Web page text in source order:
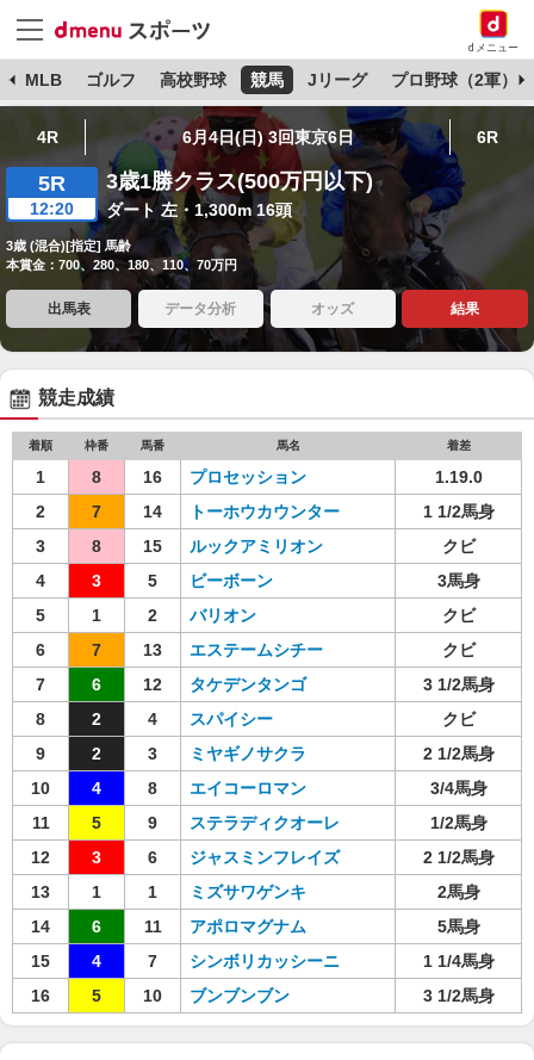
dメニュー
MLB ゴルフ 高校野球 競馬 Jリーグ プロ野球（2軍）
4R 6月4日(日) 3回東京6日 6R
5R
12:20
3歳1勝クラス(500万円以下)
ダート 左・1,300m 16頭
3歳 (混合)[指定] 馬齢
本賞金：700、280、180、110、70万円
出馬表 データ分析 オッズ 結果
競走成績
着順 枠番 馬番 馬名 着差
1 8 16 プロセッション
1.19.0
2
7 14 トーホウカウンター
1 1/2馬身
3
8 15 ルックアミリオン
クビ
4
3 5 ビーボーン
3馬身
5
1 2 バリオン
クビ
6
7 13 エステームシチー
クビ
7
6 12 タケデンタンゴ
3 1/2馬身
8
2 4 スパイシー
クビ
9
2 3 ミヤギノサクラ
2 1/2馬身
10
4 8 エイコーロマン
3/4馬身
11
5 9 ステラディクオーレ
1/2馬身
12
3 6 ジャスミンフレイズ
2 1/2馬身
13
1 1 ミズサワゲンキ
2馬身
14
6 11 アポロマグナム
5馬身
15
4 7 シンボリカッシーニ
1 1/4馬身
16
5 10 ブンブンブン 3 1/2馬身